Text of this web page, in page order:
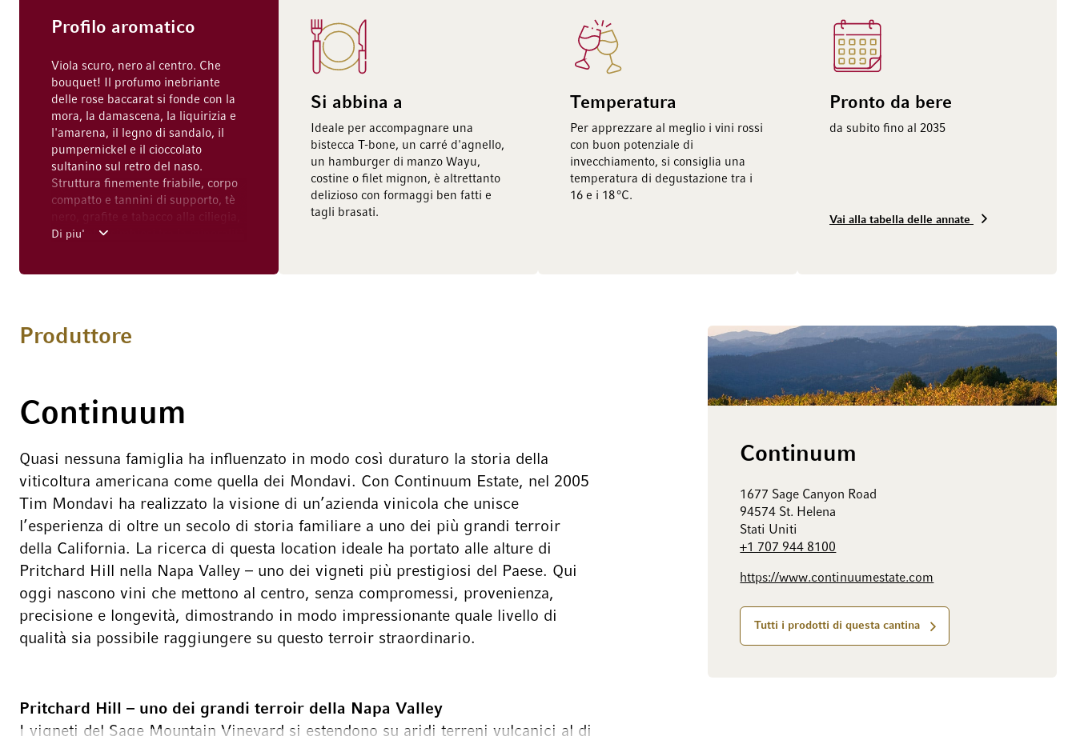
Profilo aromatico
Viola scuro, nero al centro. Che
bouquet! Il profumo inebriante
delle rose baccarat si fonde con la
mora, la damascena, la liquirizia e
l'amarena, il legno di sandalo, il
pumpernickel e il cioccolato
sultanino sul retro del naso.
Struttura finemente friabile, corpo
compatto e tannini di supporto, tè
nero, grafite e tabacco alla ciliegia,
la perfetta simbiosi tra la mineralità
potenziale. Per goderne ora, deve
Di piu'
Si abbina a
Ideale per accompagnare una
bistecca T-bone, un carré d'agnello,
un hamburger di manzo Wayu,
costine o filet mignon, è altrettanto
delizioso con formaggi ben fatti e
tagli brasati.
Temperatura
Per apprezzare al meglio i vini rossi
con buon potenziale di
invecchiamento, si consiglia una
temperatura di degustazione tra i
16 e i 18 °C.
Pronto da bere
da subito fino al 2035
Vai alla tabella delle annate
Continuum
1677 Sage Canyon Road
94574 St. Helena
Stati Uniti
+1 707 944 8100
https://www.continuumestate.com
Tutti i prodotti di questa cantina
Produttore
Continuum
Quasi nessuna famiglia ha influenzato in modo così duraturo la storia della
viticoltura americana come quella dei Mondavi. Con Continuum Estate, nel 2005
Tim Mondavi ha realizzato la visione di un’azienda vinicola che unisce
l’esperienza di oltre un secolo di storia familiare a uno dei più grandi terroir
della California. La ricerca di questa location ideale ha portato alle alture di
Pritchard Hill nella Napa Valley – uno dei vigneti più prestigiosi del Paese. Qui
oggi nascono vini che mettono al centro, senza compromessi, provenienza,
precisione e longevità, dimostrando in modo impressionante quale livello di
qualità sia possibile raggiungere su questo terroir straordinario.
Pritchard Hill – uno dei grandi terroir della Napa Valley
I vigneti del Sage Mountain Vineyard si estendono su aridi terreni vulcanici al di